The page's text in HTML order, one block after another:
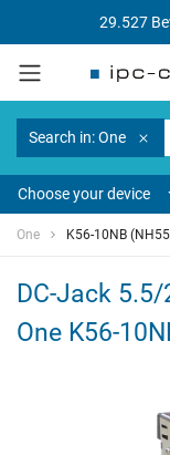
29.527
Search in: One
Choose your device
One K56-10NB
DC-Jack
One K56-